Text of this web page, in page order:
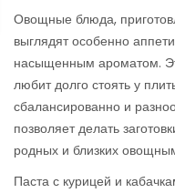
Овощные блюда,
выглядят особенно
насыщенным ароматом.
любит долго стоять у
сбалансированно и
позволяет делать
родных и близких
Паста с курицей и